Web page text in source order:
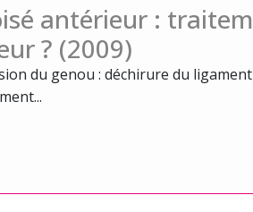
antérieur :
? (2009)
du genou : déchirure du